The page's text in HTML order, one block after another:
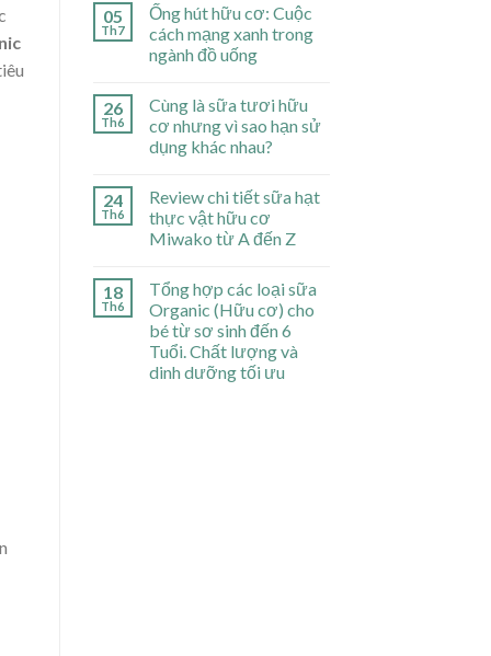
05
Th7
Ống hút hữu cơ: Cuộc
cách mạng xanh trong
ngành đồ uống
26
Th6
Cùng là sữa tươi hữu
cơ nhưng vì sao hạn sử
dụng khác nhau?
24
Th6
Review chi tiết sữa hạt
thực vật hữu cơ
Miwako từ A đến Z
18
Th6
Tổng hợp các loại sữa
Organic (Hữu cơ) cho
bé từ sơ sinh đến 6
Tuổi. Chất lượng và
dinh dưỡng tối ưu